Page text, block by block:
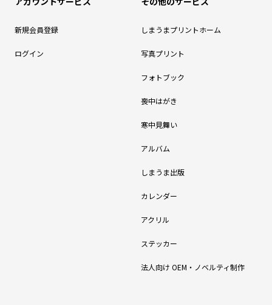
新規会員登録
ログイン
しまうまプリントホーム
写真プリント
フォトブック
喪中はがき
寒中見舞い
アルバム
しまうま出版
カレンダー
アクリル
ステッカー
法人向け OEM・ノベルティ制作